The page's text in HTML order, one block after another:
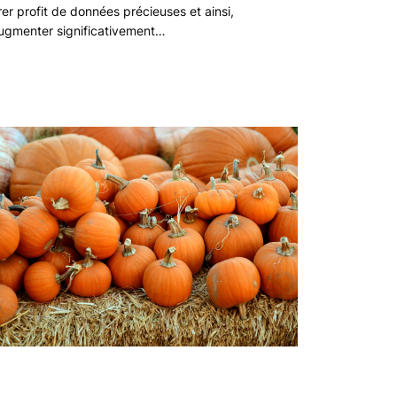
profit de données précieuses et ainsi,
significativement…